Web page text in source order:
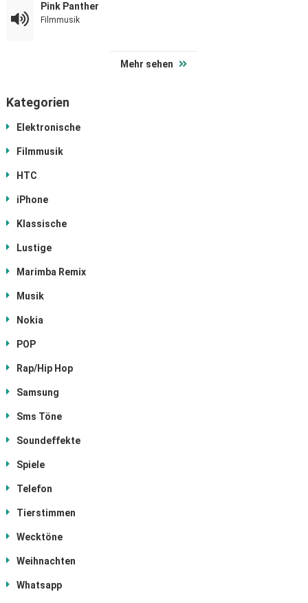
Pink Panther
Filmmusik
Mehr sehen
Kategorien
Elektronische
Filmmusik
HTC
iPhone
Klassische
Lustige
Marimba Remix
Musik
Nokia
POP
Rap/Hip Hop
Samsung
Sms Töne
Soundeffekte
Spiele
Telefon
Tierstimmen
Wecktöne
Weihnachten
Whatsapp